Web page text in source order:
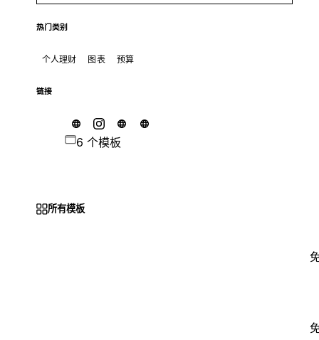
热门类别
个人理财 图表 预算
链接
6 个模板
所有模板